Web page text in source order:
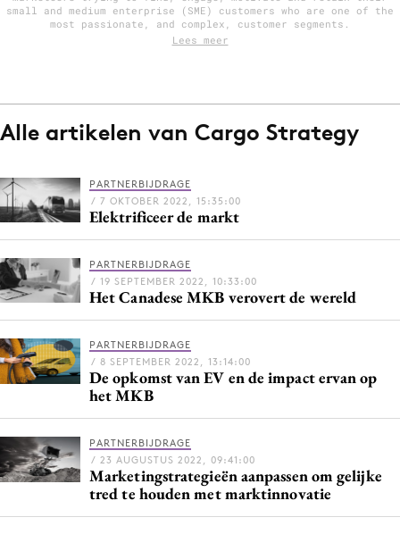
Home
9 sept: GenAI-training
Adverteren
Events
Opleidingen
Vacatures
Academy
Partners
Topics
Artificial Intelligence
Bureaus
Campagnes
Carriere
Contentmarketing
small and medium enterprise (SME) customers who are one of the
most passionate, and complex, customer segments.
Lees meer
Alle artikelen van Cargo Strategy
PARTNERBIJDRAGE
/ 7 OKTOBER 2022, 15:35:00
Elektrificeer de markt
PARTNERBIJDRAGE
/ 19 SEPTEMBER 2022, 10:33:00
Het Canadese MKB verovert de wereld
PARTNERBIJDRAGE
/ 8 SEPTEMBER 2022, 13:14:00
De opkomst van EV en de impact ervan op
het MKB
PARTNERBIJDRAGE
/ 23 AUGUSTUS 2022, 09:41:00
Marketingstrategieën aanpassen om gelijke
tred te houden met marktinnovatie